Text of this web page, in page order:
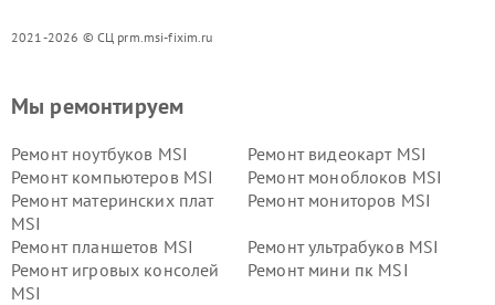
2021-2026 © СЦ prm.msi-fixim.ru
Мы ремонтируем
Ремонт ноутбуков MSI
Ремонт видеокарт MSI
Ремонт компьютеров MSI
Ремонт моноблоков MSI
Ремонт материнских плат
MSI
Ремонт мониторов MSI
Ремонт планшетов MSI
Ремонт ультрабуков MSI
Ремонт игровых консолей
MSI
Ремонт мини пк MSI